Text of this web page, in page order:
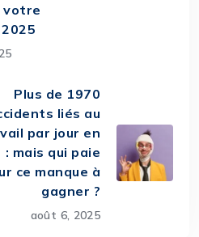
votre
Plus de 1970
liés au
par jour en
: mais qui paie
ce manque à
gagner ?
août 6, 2025